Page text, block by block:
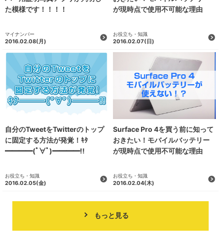
た模様です！！！！
マイナンバー
2016.02.08(月)
が現時点で使用不可能な理由
お役立ち・知識
2016.02.07(日)
自分のTweetをTwitterのトップ
に固定する方法が発覚！ｷﾀ
━━━━(ﾟ∀ﾟ)━━━━!!
お役立ち・知識
2016.02.05(金)
Surface Pro 4を買う前に知って
おきたい！モバイルバッテリー
が現時点で使用不可能な理由
お役立ち・知識
2016.02.04(木)
もっと見る